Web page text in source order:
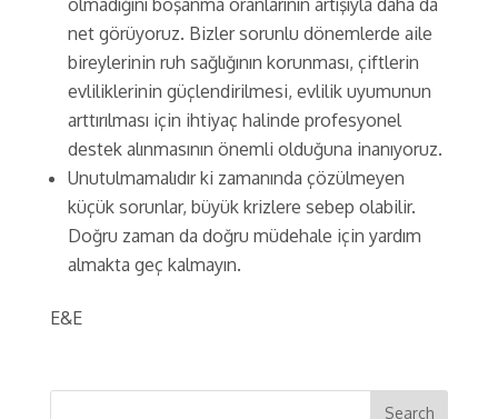
olmadığını boşanma oranlarının artışıyla daha da
net görüyoruz. Bizler sorunlu dönemlerde aile
bireylerinin ruh sağlığının korunması, çiftlerin
evliliklerinin güçlendirilmesi, evlilik uyumunun
arttırılması için ihtiyaç halinde profesyonel
destek alınmasının önemli olduğuna inanıyoruz.
Unutulmamalıdır ki zamanında çözülmeyen
küçük sorunlar, büyük krizlere sebep olabilir.
Doğru zaman da doğru müdehale için yardım
almakta geç kalmayın.
E&E